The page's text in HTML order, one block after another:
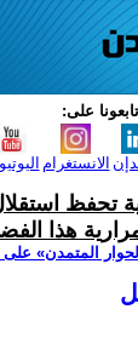
تابعونا على:
الانستغرام
تحفظ
هذا
المتمدن» على